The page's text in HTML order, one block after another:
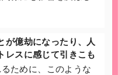
が億劫になったり、人
レスに感じて引きこも
ために、このような